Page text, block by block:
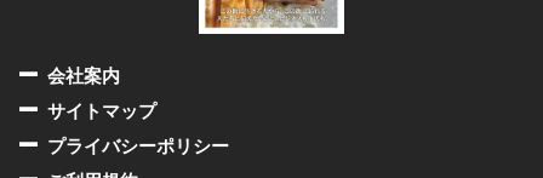
会社案内
サイトマップ
プライバシーポリシー